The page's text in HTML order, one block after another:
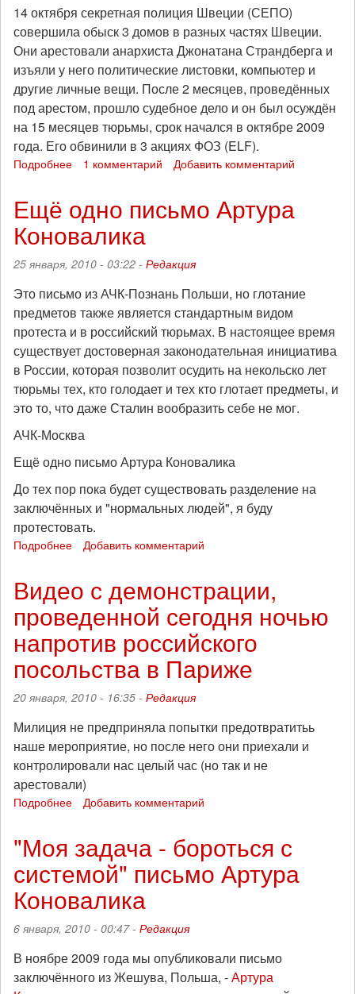
14 октября секретная полиция Швеции (СЕПО)
совершила обыск 3 домов в разных частях Швеции.
Они арестовали анархиста Джонатана Страндберга и
изъяли у него политические листовки, компьютер и
другие личные вещи. После 2 месяцев, проведённых
под арестом, прошло судебное дело и он был осуждён
на 15 месяцев тюрьмы, срок начался в октябре 2009
года. Его обвинили в 3 акциях ФОЗ (ELF).
Подробнее
шведским
анархистом
Джонатаном
Страндбергом
1 комментарий Добавить комментарий
Ещё одно письмо Артура
Коновалика
25 января, 2010 - 03:22 - Редакция
Это письмо из АЧК-Познань Польши, но глотание
предметов также является стандартным видом
протеста и в российский тюрьмах. В настоящее время
существует достоверная законодательная инициатива
в России, которая позволит осудить на некольско лет
тюрьмы тех, кто голодает и тех кто глотает предметы, и
это то, что даже Сталин вообразить себе не мог.
АЧК-Москва
Ещё одно письмо Артура Коновалика
До тех пор пока будет существовать разделение на
заключённых и "нормальных людей", я буду
протестовать.
Подробнее
письмо
Коновалика
Добавить комментарий
Видео с демонстрации,
проведенной сегодня ночью
напротив российского
посольства в Париже
20 января, 2010 - 16:35 - Редакция
Милиция не предприняла попытки предотвратитьь
наше мероприятие, но после него они приехали и
контролировали нас целый час (но так и не
арестовали)
Подробнее
демонстрации,
проведенной
сегодня
ночью
напротив
российского
в
Париже
Добавить комментарий
"Моя задача - бороться с
системой" письмо Артура
Коновалика
6 января, 2010 - 00:47 - Редакция
В ноябре 2009 года мы опубликовали письмо
заключённого из Жешува, Польша, -Артура